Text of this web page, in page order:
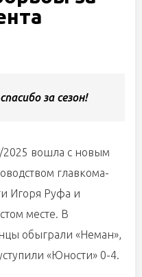
за сезон!
2025 вошла с новым
главкома-
Игоря Руфа и
месте. В
обыграли «Неман»,
«Юности» 0-4.